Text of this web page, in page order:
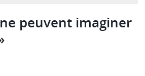
peuvent imaginer